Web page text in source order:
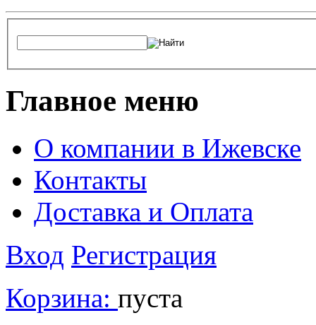
Главное меню
О компании в Ижевске
Контакты
Доставка и Оплата
Вход Регистрация
Корзина: пуста